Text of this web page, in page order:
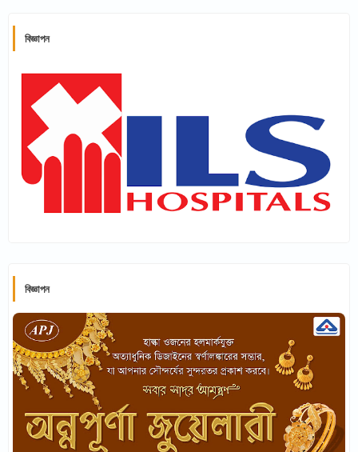
বিজ্ঞাপন
বিজ্ঞাপন